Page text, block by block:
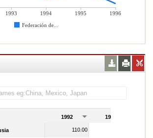
1993 1994 1995
1996
Federación de...
1992 1993
110.00